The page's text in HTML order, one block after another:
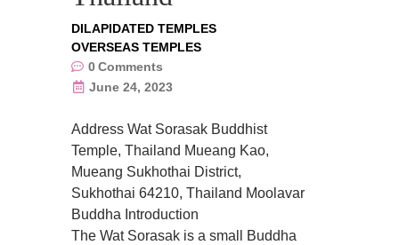
DILAPIDATED TEMPLES
OVERSEAS TEMPLES
0Comments
June 24, 2023
Address Wat Sorasak Buddhist
Temple, Thailand Mueang Kao,
Mueang Sukhothai District,
Sukhothai 64210, Thailand Moolavar
Buddha Introduction
The Wat Sorasak is a small Buddha